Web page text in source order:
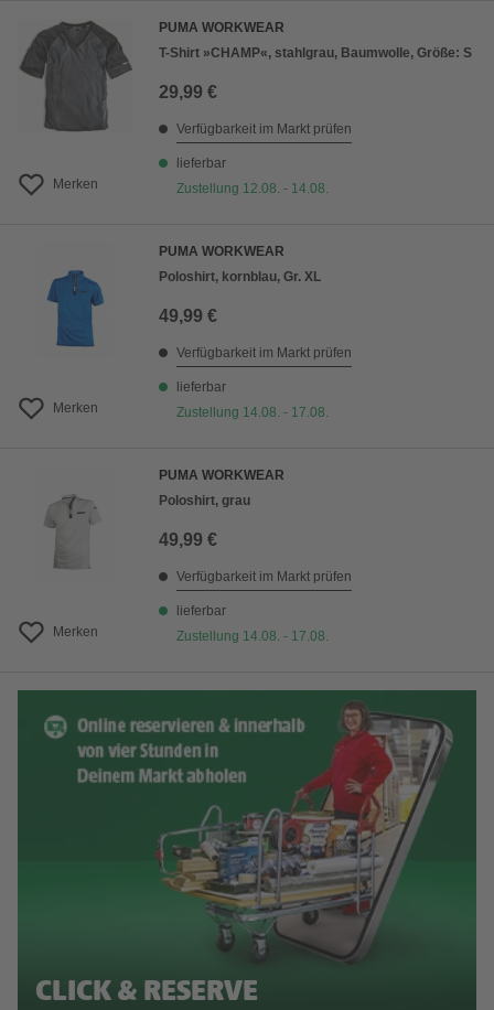
Merken
PUMA WORKWEAR
T-Shirt »CHAMP«, stahlgrau, Baumwolle, Größe: S
29,99 €
Verfügbarkeit im Markt prüfen
lieferbar
Zustellung 12.08. - 14.08.
Merken
PUMA WORKWEAR
Poloshirt, kornblau, Gr. XL
49,99 €
Verfügbarkeit im Markt prüfen
lieferbar
Zustellung 14.08. - 17.08.
Merken
PUMA WORKWEAR
Poloshirt, grau
49,99 €
Verfügbarkeit im Markt prüfen
lieferbar
Zustellung 14.08. - 17.08.
CLICK & RESERVE